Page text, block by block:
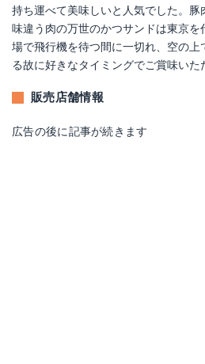
持ち運べて美味しいと人気でした。
味違う肉の万世のかつサンドは東京を
場で飛行機を待つ間に一切れ、空の上
る故に好きなタイミングでご賞味いた
販売店舗情報
広告の後に記事が続きます